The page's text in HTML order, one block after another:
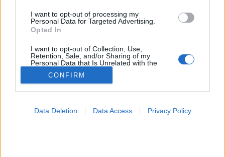
I want to opt-out of processing my
Personal Data for Targeted Advertising.
Opted In
I want to opt-out of Collection, Use,
Retention, Sale, and/or Sharing of my
Personal Data that Is Unrelated with the
Purposes for which it was collected.
Opted Out
CONFIRM
Data Deletion Data Access Privacy Policy
Táplálkozás